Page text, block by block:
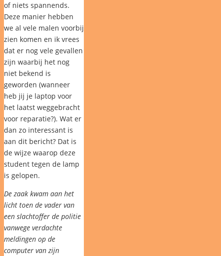
of niets spannends.
Deze manier hebben
we al vele malen voorbij
zien komen en ik vrees
dat er nog vele gevallen
zijn waarbij het nog
niet bekend is
geworden (wanneer
heb jij je laptop voor
het laatst weggebracht
voor reparatie?). Wat er
dan zo interessant is
aan dit bericht? Dat is
de wijze waarop deze
student tegen de lamp
is gelopen.
De zaak kwam aan het
licht toen de vader van
een slachtoffer de politie
vanwege verdachte
meldingen op de
computer van zijn